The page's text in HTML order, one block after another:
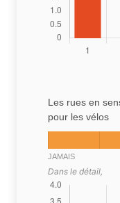
Les rues en
pour les vélos
JAMAIS
Dans le détail,